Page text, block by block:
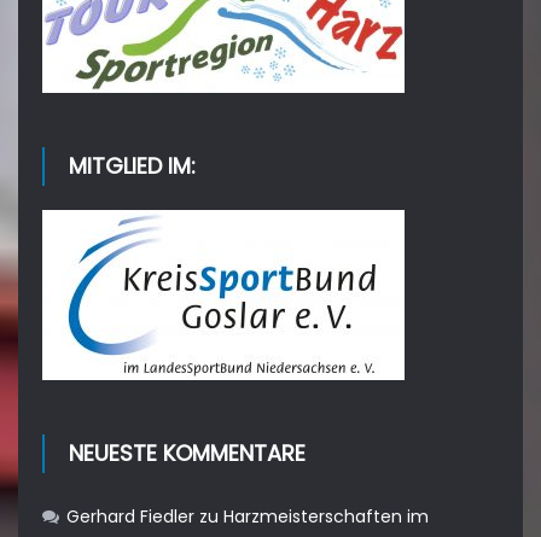
MITGLIED IM:
NEUESTE KOMMENTARE
Gerhard Fiedler zuHarzmeisterschaften im